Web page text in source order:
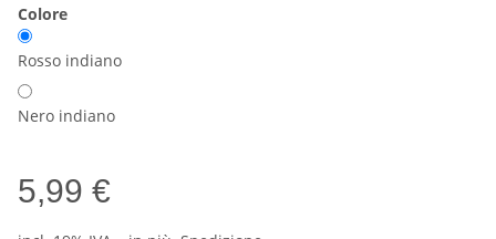
Colore
Rosso indiano
Nero indiano
5,99 €